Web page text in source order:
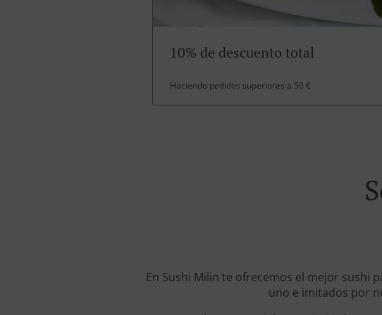
10% de descuento total
Haciendo pedidos superiores a 50 €
En Sushi Milin te ofrecemos el mejor sushi
uno e imitados por